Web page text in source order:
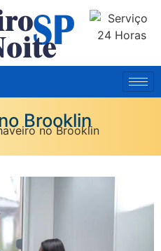
Brooklin
no Brooklin